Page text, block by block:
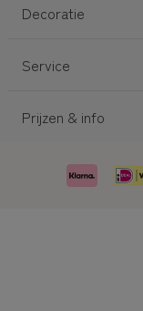
Decoratie
Service
Prijzen & info